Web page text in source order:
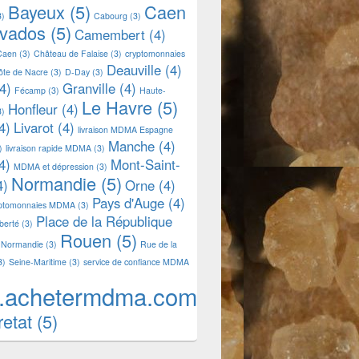
Bayeux (5) Cabourg (3) Caen
(5) Camembert (4)
(3) Château de Falaise (3) cryptomonnaies
de Nacre(3) D-Day (3) Deauville (4)
Fécamp (3) Granville (4) Haute-
Honfleur (4) Le Havre (5)
Livarot (4) livraison MDMA Espagne
livraison rapide MDMA (3) Manche (4)
MDMA et dépression (3) Mont-Saint-
Normandie (5) Orne (4)
MDMA (3) Pays d'Auge (4)
(3) Place de la République
(3) Rouen (5) Rue de la
Seine-Maritime (3) service de confiance MDMA
(5)